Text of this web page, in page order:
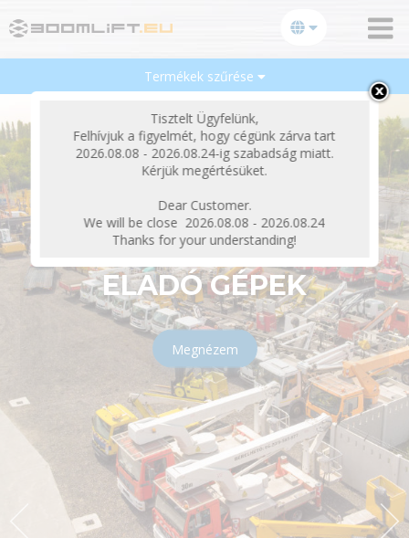
bezárás
Tisztelt Ügyfelünk,
Felhívjuk a figyelmét, hogy cégünk zárva tart
2026.08.08 - 2026.08.24-ig szabadság miatt.
Kérjük megértésüket.
Dear Customer.
We will be close 2026.08.08 - 2026.08.24
Thanks for your understanding!
Termékek szűrése
ELADÓ GÉPEK
Megnézem